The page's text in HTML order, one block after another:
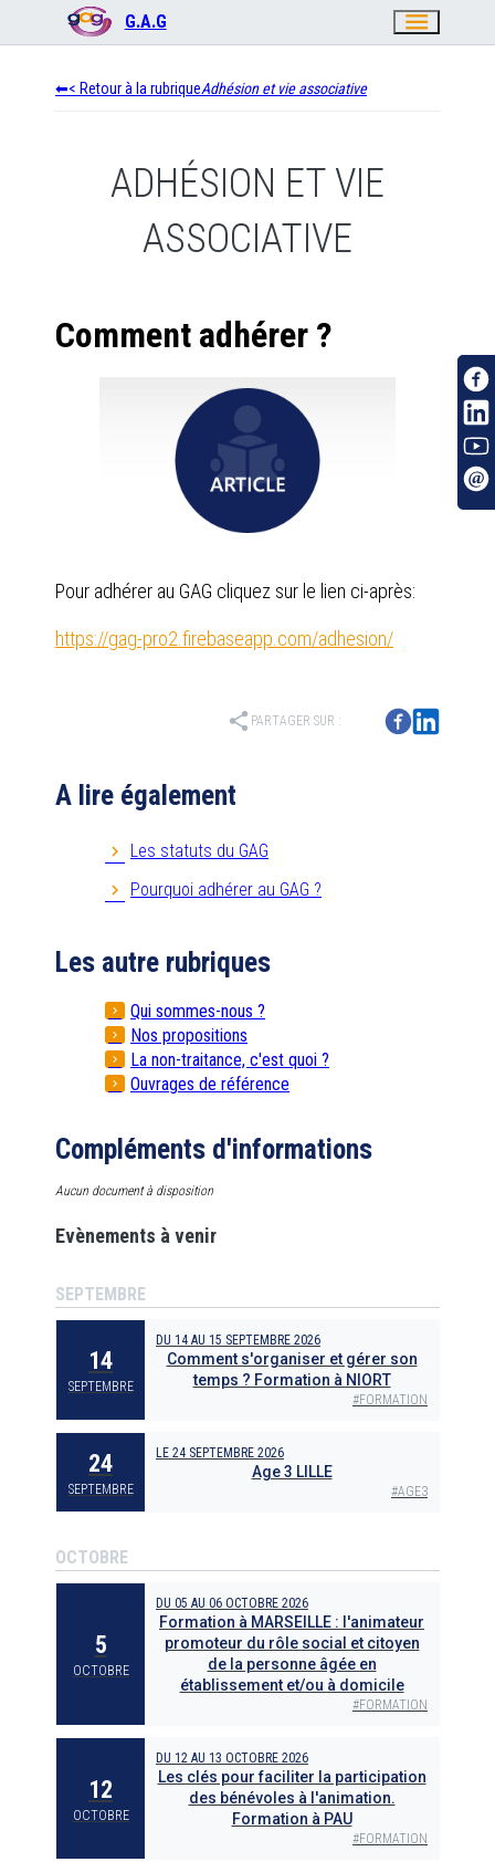
G.A.G menu
< Retour à la rubriqueAdhésion et vie associative
ADHÉSION ET VIE
ASSOCIATIVE
Comment adhérer ?
Pour adhérer au GAG cliquez sur le lien ci-après:
https://gag-pro2.firebaseapp.com/adhesion/
share PARTAGER SUR :
A lire également
Les statuts du GAG
Pourquoi adhérer au GAG ?
Les autre rubriques
Qui sommes-nous ?
Nos propositions
La non-traitance, c'est quoi ?
Ouvrages de référence
Compléments d'informations
Aucun document à disposition
Evènements à venir
SEPTEMBRE
14
SEPTEMBRE
DU 14 AU 15 SEPTEMBRE 2026
Comment s'organiser et gérer son
temps ? Formation à NIORT
#FORMATION
24
SEPTEMBRE
LE 24 SEPTEMBRE 2026
Age 3 LILLE
#AGE3
OCTOBRE
5
OCTOBRE
DU 05 AU 06 OCTOBRE 2026
Formation à MARSEILLE : l'animateur
promoteur du rôle social et citoyen
de la personne âgée en
établissement et/ou à domicile
#FORMATION
12
OCTOBRE
DU 12 AU 13 OCTOBRE 2026
Les clés pour faciliter la participation
des bénévoles à l'animation.
Formation à PAU
#FORMATION